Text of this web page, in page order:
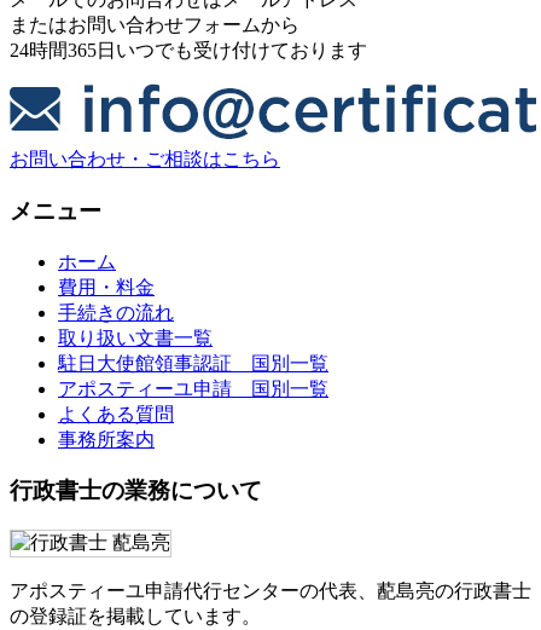
またはお問い合わせフォームから
24時間365日いつでも受け付けております
お問い合わせ・ご相談はこちら
メニュー
ホーム
費用・料金
手続きの流れ
取り扱い文書一覧
駐日大使館領事認証 国別一覧
アポスティーユ申請 国別一覧
よくある質問
事務所案内
行政書士の業務について
アポスティーユ申請代行センターの代表、蓜島亮の行政書士
の登録証を掲載しています。